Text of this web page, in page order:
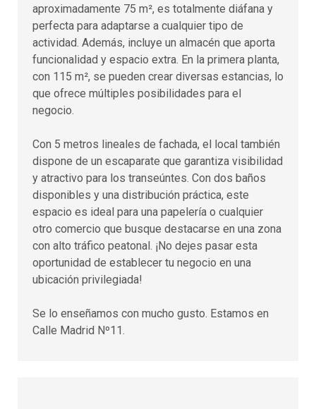
aproximadamente 75 m², es totalmente diáfana y
perfecta para adaptarse a cualquier tipo de
actividad. Además, incluye un almacén que aporta
funcionalidad y espacio extra. En la primera planta,
con 115 m², se pueden crear diversas estancias, lo
que ofrece múltiples posibilidades para el
negocio.
Con 5 metros lineales de fachada, el local también
dispone de un escaparate que garantiza visibilidad
y atractivo para los transeúntes. Con dos baños
disponibles y una distribución práctica, este
espacio es ideal para una papelería o cualquier
otro comercio que busque destacarse en una zona
con alto tráfico peatonal. ¡No dejes pasar esta
oportunidad de establecer tu negocio en una
ubicación privilegiada!
Se lo enseñamos con mucho gusto. Estamos en
Calle Madrid Nº11.